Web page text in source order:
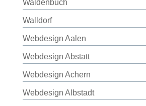
Waldenbuch
Walldorf
Webdesign Aalen
Webdesign Abstatt
Webdesign Achern
Webdesign Albstadt